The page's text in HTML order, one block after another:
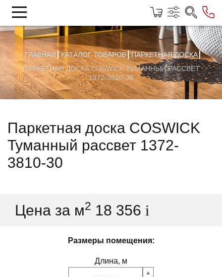
ГЛАВНАЯ КАТАЛОГ ТОВАРОВ
ПАРКЕТНАЯ ДОСКА
ПАРКЕТНАЯ ДОСКА COSWICK ТУМАННЫЙ РАССВЕТ
1372-3810-30
Паркетная доска COSWICK
Туманный рассвет 1372-
3810-30
Цена за м2 18 356 i
Размеры помещения:
Длина, м